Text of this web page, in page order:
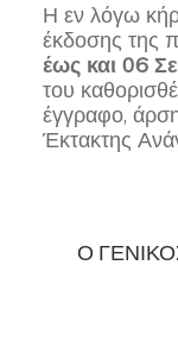
Η εν λόγω
έκδοσης της
έως και 06
του
έγγραφο,
Έκτακτης
Ο